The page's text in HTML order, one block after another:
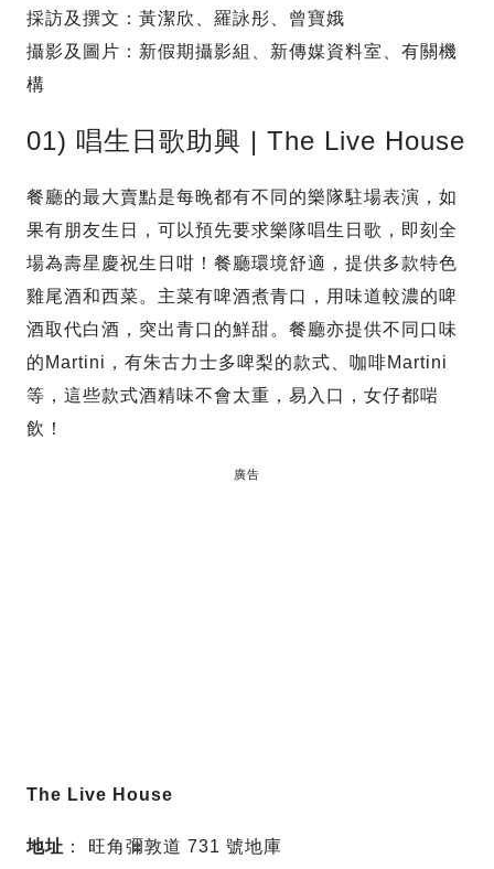
採訪及撰文：黃潔欣、羅詠彤、曾寶娥
攝影及圖片：新假期攝影組、新傳媒資料室、有關機
構
01) 唱生日歌助興 | The Live House
餐廳的最大賣點是每晚都有不同的樂隊駐場表演，如
果有朋友生日，可以預先要求樂隊唱生日歌，即刻全
場為壽星慶祝生日咁！餐廳環境舒適，提供多款特色
雞尾酒和西菜。主菜有啤酒煮青口，用味道較濃的啤
酒取代白酒，突出青口的鮮甜。餐廳亦提供不同口味
的Martini，有朱古力士多啤梨的款式、咖啡Martini
等，這些款式酒精味不會太重，易入口，女仔都啱
飲！
廣告
The Live House
地址 ： 旺角彌敦道 731 號地庫